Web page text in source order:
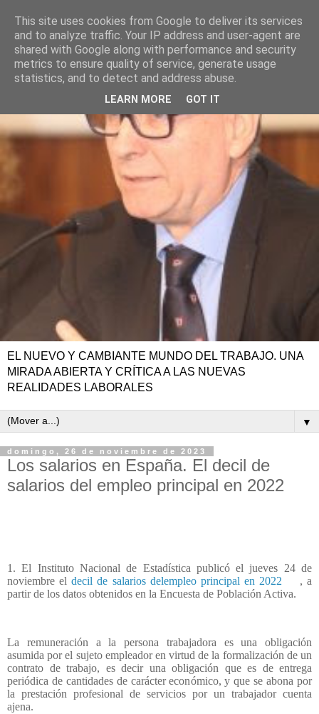
EL NUEVO Y CAMBIANTE MUNDO DEL TRABAJO. UNA
MIRADA ABIERTA Y CRÍTICA A LAS NUEVAS
REALIDADES LABORALES
▼
domingo, 26 de noviembre de 2023
Los salarios en España. El decil de
salarios del empleo principal en 2022
1. El Instituto Nacional de Estadística publicó el jueves 24 de
noviembre eldecil de salarios delempleo principal en 2022
, a
partir de los datos obtenidos en la Encuesta de Población Activa.
La remuneración a la persona trabajadora es una obligación
asumida por el sujeto empleador en virtud de la formalización de un
contrato de trabajo, es decir una obligación que es de entrega
periódica de cantidades de carácter económico, y que se abona por
la prestación profesional de servicios por un trabajador cuenta
ajena.
This site uses cookies from Google to deliver its services
and to analyze traffic. Your IP address and user-agent are
shared with Google along with performance and security
metrics to ensure quality of service, generate usage
statistics, and to detect and address abuse.
LEARN MORE GOT IT